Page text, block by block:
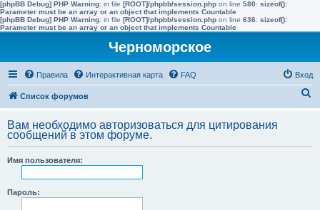
[phpBB Debug] PHP Warning: in file [ROOT]/phpbb/session.php on line 580: sizeof():
Parameter must be an array or an object that implements Countable
[phpBB Debug] PHP Warning: in file [ROOT]/phpbb/session.php on line 636: sizeof():
Parameter must be an array or an object that implements Countable
Черноморское
Правила Интерактивная карта FAQ Вход
Список форумов
с
Вам необходимо авторизоваться для цитирования
сообщений в этом форуме.
Имя пользователя:
Пароль: